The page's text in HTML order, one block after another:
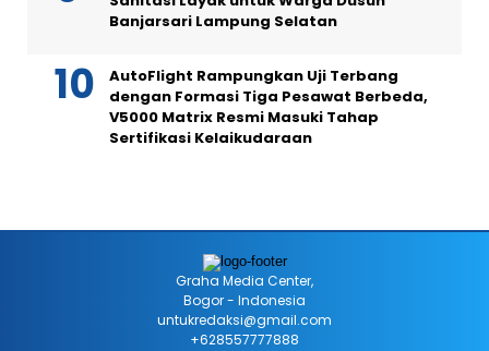
Banjarsari Lampung Selatan
AutoFlight Rampungkan Uji Terbang
dengan Formasi Tiga Pesawat Berbeda,
V5000 Matrix Resmi Masuki Tahap
Sertifikasi Kelaikudaraan
Graha Media Center,
Bogor - Indonesia
untukredaksi@gmail.com
+628557777888